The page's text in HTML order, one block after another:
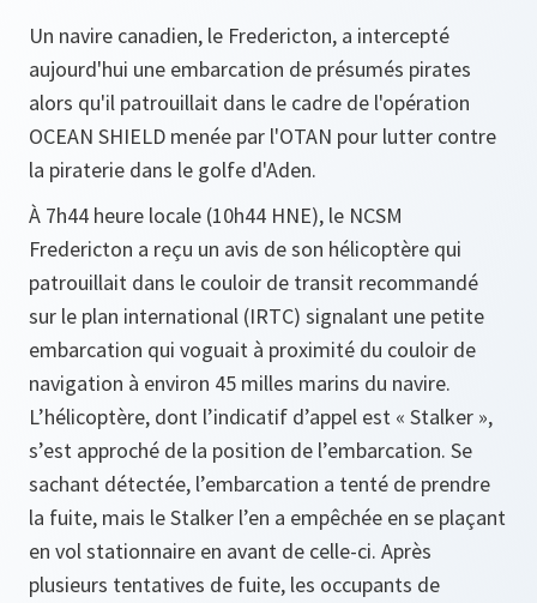
Un navire canadien, le Fredericton, a intercepté
aujourd'hui une embarcation de présumés pirates
alors qu'il patrouillait dans le cadre de l'opération
OCEAN SHIELD menée par l'OTAN pour lutter contre
la piraterie dans le golfe d'Aden.
À 7h44 heure locale (10h44 HNE), le NCSM
Fredericton a reçu un avis de son hélicoptère qui
patrouillait dans le couloir de transit recommandé
sur le plan international (IRTC) signalant une petite
embarcation qui voguait à proximité du couloir de
navigation à environ 45 milles marins du navire.
L’hélicoptère, dont l’indicatif d’appel est « Stalker »,
s’est approché de la position de l’embarcation. Se
sachant détectée, l’embarcation a tenté de prendre
la fuite, mais le Stalker l’en a empêchée en se plaçant
en vol stationnaire en avant de celle-ci. Après
plusieurs tentatives de fuite, les occupants de